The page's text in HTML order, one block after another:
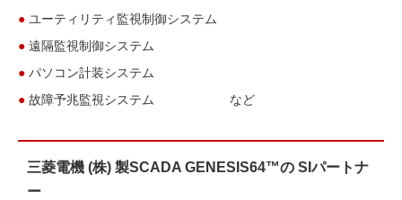
● ユーティリティ監視制御システム
● 遠隔監視制御システム
● パソコン計装システム
● 故障予兆監視システム など
三菱電機 (株) 製SCADA GENESIS64™の SIパートナ
ー